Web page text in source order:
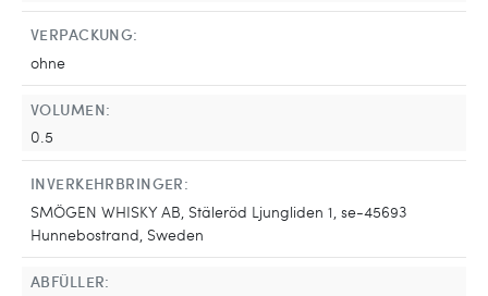
VERPACKUNG:
ohne
VOLUMEN:
0.5
INVERKEHRBRINGER:
SMÖGEN WHISKY AB, Stäleröd Ljungliden 1, se-45693
Hunnebostrand, Sweden
ABFÜLLER: